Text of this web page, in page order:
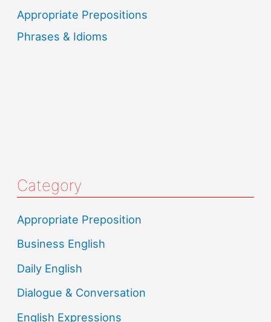
Appropriate Prepositions
Phrases & Idioms
Category
Appropriate Preposition
Business English
Daily English
Dialogue & Conversation
English Expressions